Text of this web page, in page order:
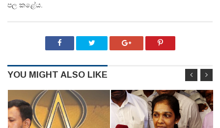
පල කළේය.
YOU MIGHT ALSO LIKE